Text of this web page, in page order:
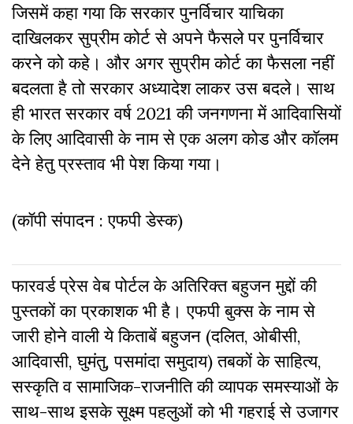
जिसमें कहा गया कि सरकार पुनर्विचार याचिका
दाखिलकर सुप्रीम कोर्ट से अपने फैसले पर पुनर्विचार
करने को कहे। और अगर सुप्रीम कोर्ट का फैसला नहीं
बदलता है तो सरकार अध्यादेश लाकर उस बदले। साथ
ही भारत सरकार वर्ष 2021 की जनगणना में आदिवासियों
के लिए आदिवासी के नाम से एक अलग कोड और कॉलम
देने हेतु प्रस्ताव भी पेश किया गया।
(कॉपी संपादन : एफपी डेस्क)
फारवर्ड प्रेस वेब पोर्टल के अतिरिक्‍त बहुजन मुद्दों की
पुस्‍तकों का प्रकाशक भी है। एफपी बुक्‍स के नाम से
जारी होने वाली ये किताबें बहुजन (दलित, ओबीसी,
आदिवासी, घुमंतु, पसमांदा समुदाय) तबकों के साहित्‍य,
सस्‍क‍ृति व सामाजिक-राजनीति की व्‍यापक समस्‍याओं के
साथ-साथ इसके सूक्ष्म पहलुओं को भी गहराई से उजागर